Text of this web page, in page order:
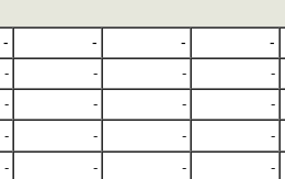
- - -
-
- - -
-
- - -
-
- - -
-
- - -
-